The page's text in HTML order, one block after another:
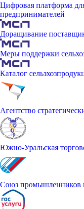
Цифровая платформа
предпринимателей
Доращивание
Меры поддержки
Каталог
Агентство
Южно-Уральская
Союз промышленников